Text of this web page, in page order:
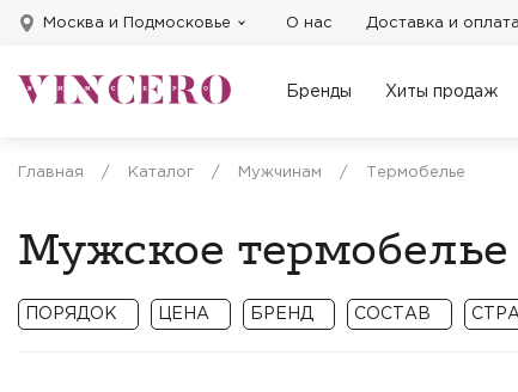
Москва и Подмосковье О нас Доставка и оплата
Бренды Хиты продаж
Главная / Каталог / Мужчинам / Термобелье
Мужское термобелье
ПОРЯДОК ЦЕНА БРЕНД СОСТАВ